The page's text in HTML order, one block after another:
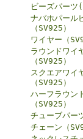
ビーズパーツ
ナバホパール
（SV925）
ワイヤー（
ラウンドワイ
（SV925）
スクエアワイ
（SV925）
ハーフラウン
（SV925）
チューブパー
チェーン（